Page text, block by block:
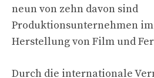
neun von zehn davon sind
Produktionsunternehmen
Herstellung von Film und
Durch die internationale